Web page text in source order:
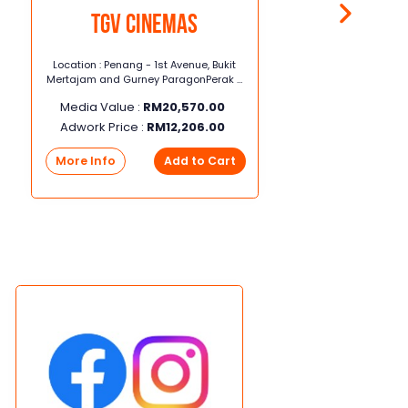
TGV Cinemas
Location : Penang - 1st Avenue, Bukit
Mertajam and Gurney ParagonPerak -
Station 18, Klebang
Media Value : RM20,570.00
Adwork Price : RM12,206.00
More Info Add to Cart